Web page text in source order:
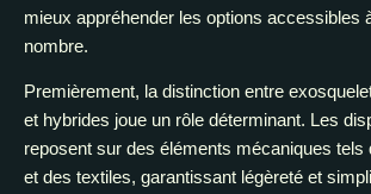
mieux appréhender les options accessibles
nombre.
Premièrement, la distinction entre
et hybrides joue un rôle déterminant. Les
reposent sur des éléments mécaniques tels
et des textiles, garantissant légèreté et